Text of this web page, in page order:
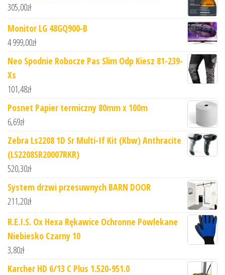
305,00zł
Monitor LG 48GQ900-B
4 999,00zł
Neo Spodnie Robocze Pas Slim Odp Kiesz 81-239-
Xs
101,48zł
Posnet Papier termiczny 80mm x 100m
6,69zł
Zebra Ls2208 1D Sr Multi-If Kit (Kbw) Anthracite
(LS2208SR20007RKR)
520,30zł
System drzwi przesuwnych BARN DOOR
211,20zł
R.E.I.S. Ox Hexa Rękawice Ochronne Powlekane
Niebiesko Czarny 10
3,80zł
Karcher HD 6/13 C Plus 1.520-951.0